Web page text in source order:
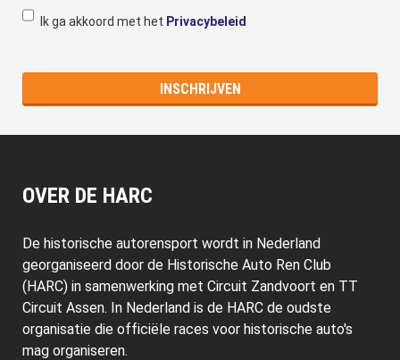
Ik ga akkoord met het Privacybeleid
OVER DE HARC
De historische autorensport wordt in Nederland
georganiseerd door de Historische Auto Ren Club
(HARC) in samenwerking met Circuit Zandvoort en TT
Circuit Assen. In Nederland is de HARC de oudste
organisatie die officiële races voor historische auto's
mag organiseren.